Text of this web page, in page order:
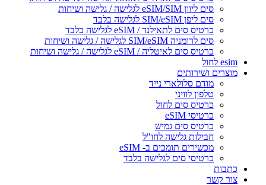
סים ליוון eSIM/SIM לגלישה / גלישה ושיחות
סים ליפן SIM/eSIM לגלישה בלבד
כרטיס סים לתאילנד / eSIM לגלישה בלבד
סים לרומניה SIM/eSIM לגלישה / גלישה ושיחות
כרטיס סים לאיטליה / eSIM לגלישה / גלישה ושיחות
esim לחול
מוצרים ושירותים
מודם סלולארי נייד
טלפון לוויני
כרטיס סים לחול
כרטיסי eSIM
כרטיס סים גמיש
חבילות גלישה לחו"ל
מכשירים תומכים ב- eSIM
כרטיסי סים לגלישה בלבד
כתבות
צור קשר